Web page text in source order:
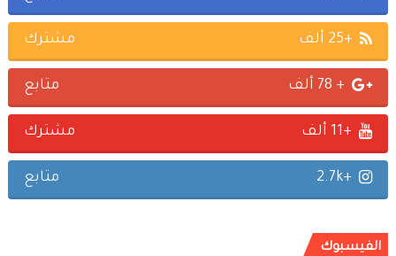
+25 ألف مشترك
+ 78 ألف متابع
+11 ألف مشترك
+2.7k متابع
الفيسبوك